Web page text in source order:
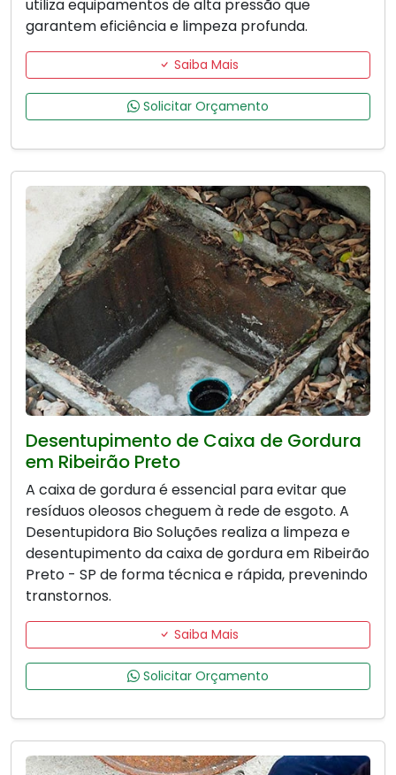
utiliza equipamentos de alta pressão que
garantem eficiência e limpeza profunda.
Saiba Mais
Solicitar Orçamento
Desentupimento de Caixa de Gordura
em Ribeirão Preto
A caixa de gordura é essencial para evitar que
resíduos oleosos cheguem à rede de esgoto. A
Desentupidora Bio Soluções realiza a limpeza e
desentupimento da caixa de gordura em Ribeirão
Preto - SP de forma técnica e rápida, prevenindo
transtornos.
Saiba Mais
Solicitar Orçamento